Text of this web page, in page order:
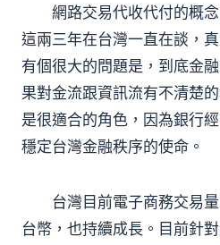
網路交易代收代付的概念
這兩三年在台灣一直在談，
有個很大的問題是，到底金
果對金流跟資訊流有不清楚
是很適合的角色，因為銀行
穩定台灣金融秩序的使命
台灣目前電子商務交易量
台幣，也持續成長。目前針